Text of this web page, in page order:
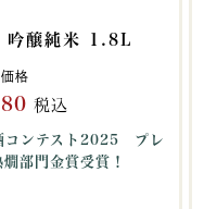
吟醸純米 1.8L
格
税込
コンテスト2025 プレ
燗部門金賞受賞！